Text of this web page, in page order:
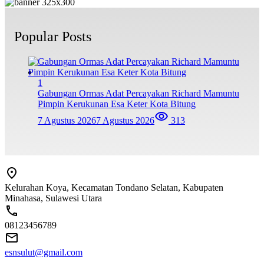
Popular Posts
1
Gabungan Ormas Adat Percayakan Richard Mamuntu
Pimpin Kerukunan Esa Keter Kota Bitung
7 Agustus 20267 Agustus 2026 313
Kelurahan Koya, Kecamatan Tondano Selatan, Kabupaten
Minahasa, Sulawesi Utara
08123456789
esnsulut@gmail.com